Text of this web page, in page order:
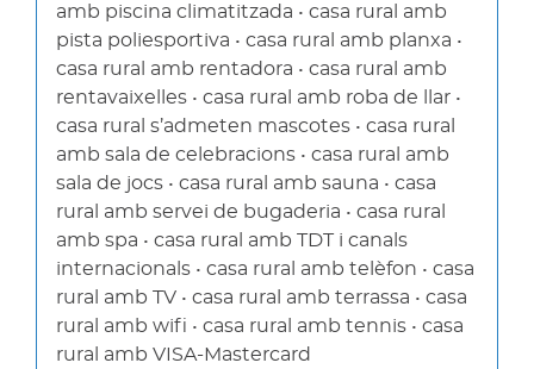
amb piscina climatitzada • casa rural amb
pista poliesportiva • casa rural amb planxa •
casa rural amb rentadora • casa rural amb
rentavaixelles • casa rural amb roba de llar •
casa rural s’admeten mascotes • casa rural
amb sala de celebracions • casa rural amb
sala de jocs • casa rural amb sauna • casa
rural amb servei de bugaderia • casa rural
amb spa • casa rural amb TDT i canals
internacionals • casa rural amb telèfon • casa
rural amb TV • casa rural amb terrassa • casa
rural amb wifi • casa rural amb tennis • casa
rural amb VISA-Mastercard